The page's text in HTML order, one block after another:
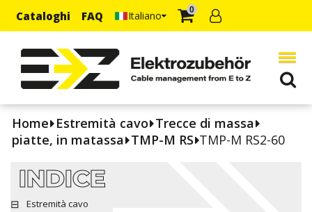
Cataloghi FAQ Italiano 0
Home Estremità cavo Trecce di massa
piatte, in matassa TMP-M RS TMP-M RS2-60
INDICE
Estremità cavo